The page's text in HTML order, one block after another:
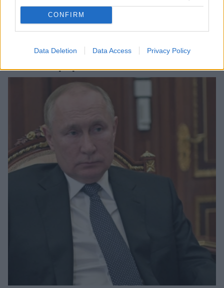
CONFIRM
Data Deletion Data Access Privacy Policy
Σχετικά Άρθρα
Δείτε όλες τις τελευταίες
και τον Κόσμο, τη στιγμή που συμβαίνουν, στο